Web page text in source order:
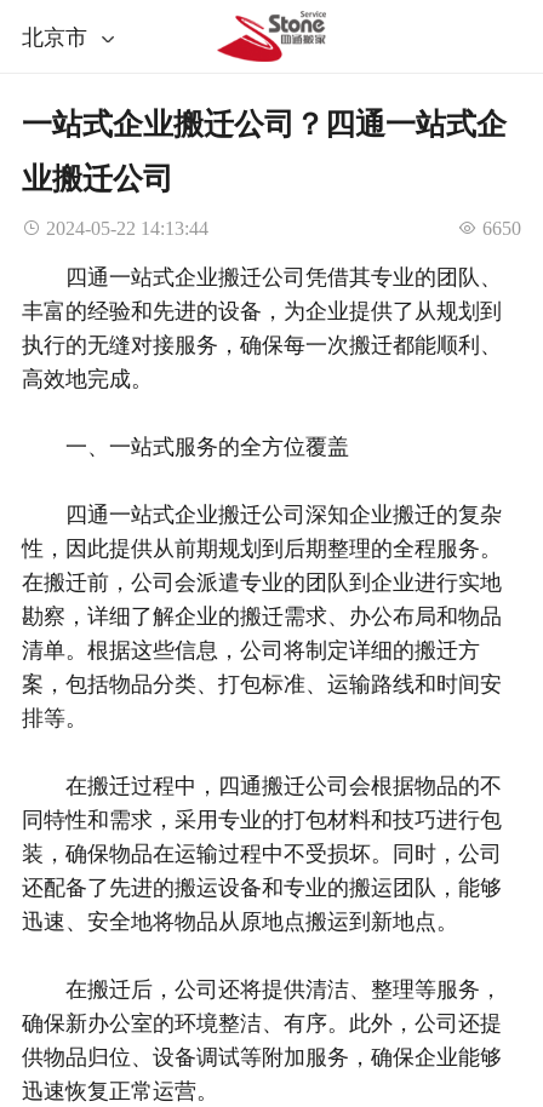
北京市
一站式企业搬迁公司？四通一站式企
业搬迁公司
 2024-05-22 14:13:44  6650
四通一站式企业搬迁公司凭借其专业的团队、
丰富的经验和先进的设备，为企业提供了从规划到
执行的无缝对接服务，确保每一次搬迁都能顺利、
高效地完成。
一、一站式服务的全方位覆盖
四通一站式企业搬迁公司深知企业搬迁的复杂
性，因此提供从前期规划到后期整理的全程服务。
在搬迁前，公司会派遣专业的团队到企业进行实地
勘察，详细了解企业的搬迁需求、办公布局和物品
清单。根据这些信息，公司将制定详细的搬迁方
案，包括物品分类、打包标准、运输路线和时间安
排等。
在搬迁过程中，四通搬迁公司会根据物品的不
同特性和需求，采用专业的打包材料和技巧进行包
装，确保物品在运输过程中不受损坏。同时，公司
还配备了先进的搬运设备和专业的搬运团队，能够
迅速、安全地将物品从原地点搬运到新地点。
在搬迁后，公司还将提供清洁、整理等服务，
确保新办公室的环境整洁、有序。此外，公司还提
供物品归位、设备调试等附加服务，确保企业能够
迅速恢复正常运营。